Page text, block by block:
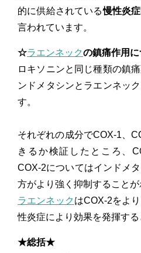
的に供給されている慢性炎
言われています。
☆ラエンネックの鎮痛作用に
ロキソニンと同じ種類の鎮
ンドメタシンとラエンネッ
す。
それぞれの成分でCOX-1、
きるか検証したところ、
COX-2についてはインドメ
方がより強く抑制することが
ラエンネックはCOX-2をよ
性炎症により効果を発揮する
★総括★